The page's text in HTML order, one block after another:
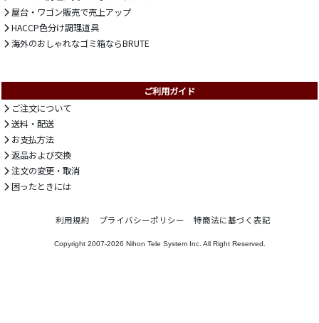
屋台・ワゴン販売で売上アップ
HACCP色分け調理道具
海外のおしゃれなゴミ箱ならBRUTE
ご利用ガイド
ご注文について
送料・配送
お支払方法
返品および交換
注文の変更・取消
困ったときには
利用規約 プライバシーポリシー 特商法に基づく表記
Copyright 2007-2026 Nihon Tele System Inc. All Right Reserved.